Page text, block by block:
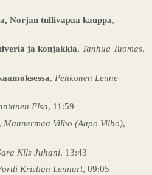
Norjan tullivapaa kauppa,
ja konjakkia, Tanhua Tuomas,
, Pehkonen Lenne
Elsa, 11:59
, Mannermaa Vilho (Aapo Vilho),
Nils Juhani, 13:43
Kristian Lennart, 09:05